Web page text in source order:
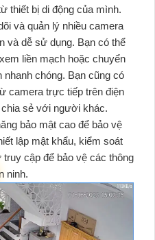
thiết bị di động của mình.
và quản lý nhiều camera
và dễ sử dụng. Bạn có thể
liền mạch hoặc chuyển
chóng. Bạn cũng có
camera trực tiếp trên điện
sẻ với người khác.
bảo mật cao để bảo vệ
lập mật khẩu, kiểm soát
cập để bảo vệ các thông
ninh.